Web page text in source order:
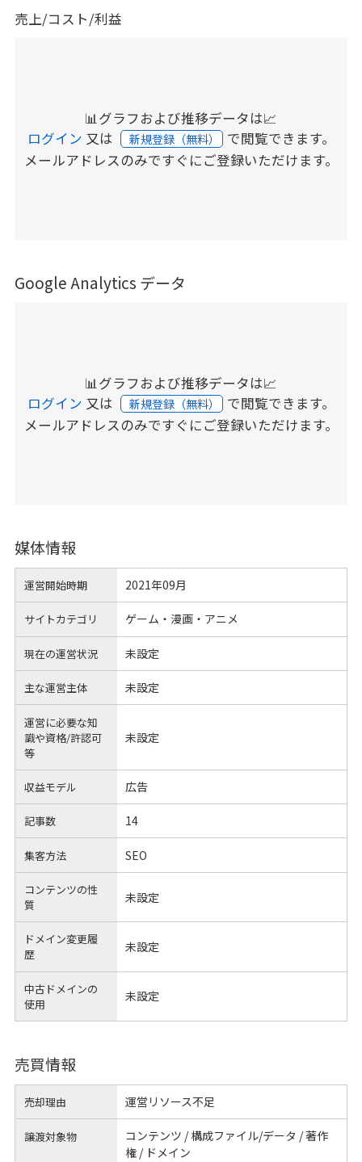
売上/コスト/利益
📊グラフおよび推移データは📈
ログイン 又は 新規登録（無料） で閲覧できます。
メールアドレスのみですぐにご登録いただけます。
Google Analytics データ
📊グラフおよび推移データは📈
ログイン 又は 新規登録（無料） で閲覧できます。
メールアドレスのみですぐにご登録いただけます。
媒体情報
運営開始時期 2021年09月
サイトカテゴリ ゲーム・漫画・アニメ
現在の運営状況 未設定
主な運営主体 未設定
運営に必要な知
識や資格/許認可
等
未設定
収益モデル 広告
記事数 14
集客方法 SEO
コンテンツの性
質
未設定
ドメイン変更履
歴
未設定
中古ドメインの
使用
未設定
売買情報
売却理由 運営リソース不足
譲渡対象物
コンテンツ / 構成ファイル/データ / 著作
権 / ドメイン